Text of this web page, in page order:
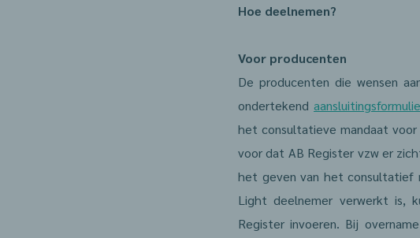
Hoe deelnemen?
Voor producenten
De producenten die wensen
ondertekend
het consultatieve mandaat
voor dat AB Register vzw er
het geven van het consultatief
Light deelnemer verwerkt is,
Register invoeren. Bij